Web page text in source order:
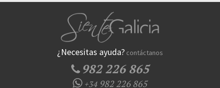
¿Necesitas ayuda? contáctanos
982 226 865
+34982 226 865